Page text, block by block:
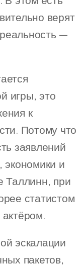
верят
—
игры, это
к
Потому что
заявлений
экономики и
Таллинн, при
статистом
эскалации
пакетов,